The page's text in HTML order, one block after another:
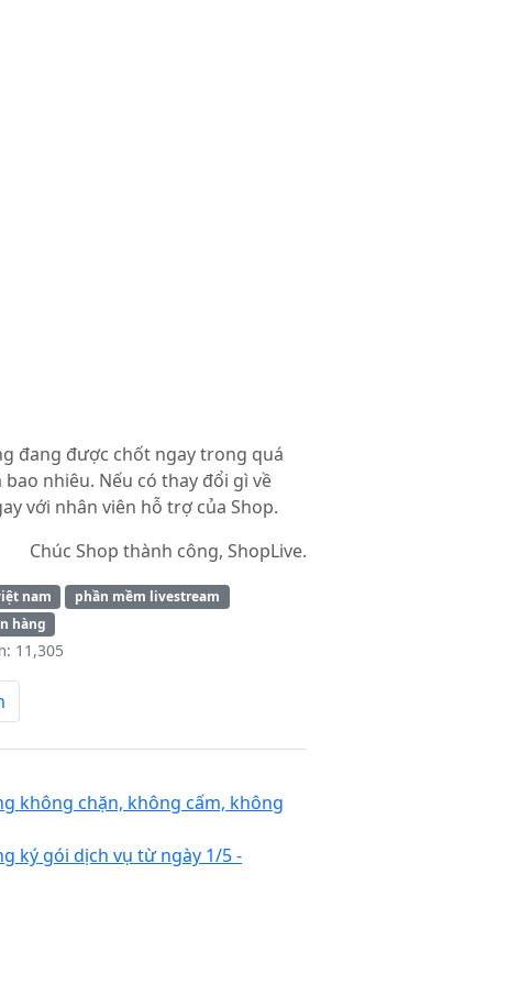
đang được chốt ngay trong quá
nhiêu. Nếu có thay đổi gì về
với nhân viên hỗ trợ của Shop.
Chúc Shop thành công, ShopLive.
nam
phần mềm livestream
hàng
11,305
không chặn, không cấm, không
ký gói dịch vụ từ ngày 1/5 -